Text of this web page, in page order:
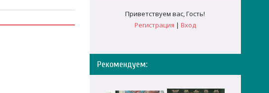
Приветствуем вас,Гость!
Регистрация | Вход
Рекомендуем: